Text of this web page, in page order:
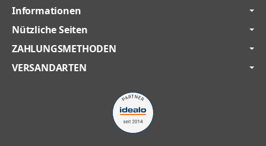
Informationen
Nützliche Seiten
ZAHLUNGSMETHODEN
VERSANDARTEN